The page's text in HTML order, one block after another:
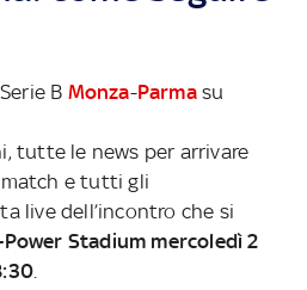
B Monza-Parmasu
tutte le news per arrivare
e tutti gli
live dell’incontro che si
Power Stadium mercoledì 2